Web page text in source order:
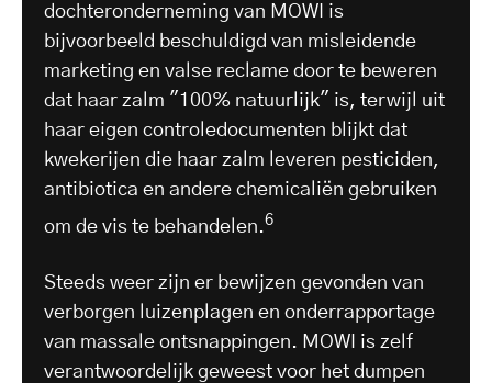
dochteronderneming van MOWI is
bijvoorbeeld beschuldigd van misleidende
marketing en valse reclame door te beweren
dat haar zalm "100% natuurlijk" is, terwijl uit
haar eigen controledocumenten blijkt dat
kwekerijen die haar zalm leveren pesticiden,
antibiotica en andere chemicaliën gebruiken
om de vis te behandelen.6
Steeds weer zijn er bewijzen gevonden van
verborgen luizenplagen en onderrapportage
van massale ontsnappingen. MOWI is zelf
verantwoordelijk geweest voor het dumpen